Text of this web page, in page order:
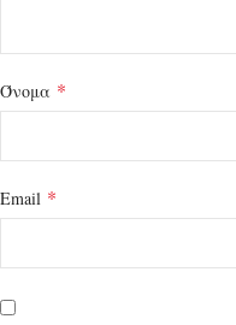
Όνομα *
Email *